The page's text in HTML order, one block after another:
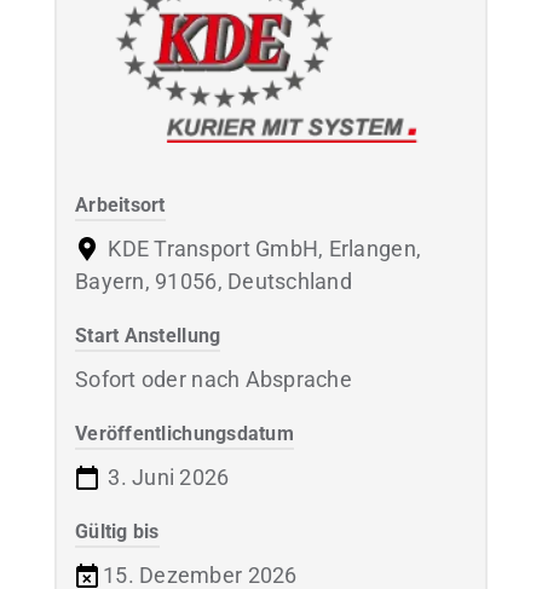
Arbeitsort
KDE Transport GmbH, Erlangen,
Bayern, 91056, Deutschland
Start Anstellung
Sofort oder nach Absprache
Veröffentlichungsdatum
3. Juni 2026
Gültig bis
15. Dezember 2026